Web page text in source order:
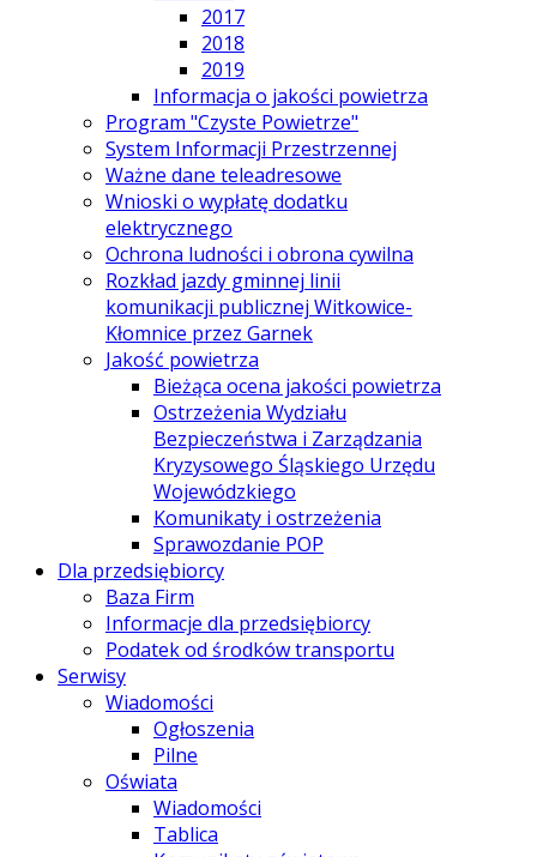
2017
2018
2019
Informacja o jakości powietrza
Program "Czyste Powietrze"
System Informacji Przestrzennej
Ważne dane teleadresowe
Wnioski o wypłatę dodatku
elektrycznego
Ochrona ludności i obrona cywilna
Rozkład jazdy gminnej linii
komunikacji publicznej Witkowice-
Kłomnice przez Garnek
Jakość powietrza
Bieżąca ocena jakości powietrza
Ostrzeżenia Wydziału
Bezpieczeństwa i Zarządzania
Kryzysowego Śląskiego Urzędu
Wojewódzkiego
Komunikaty i ostrzeżenia
Sprawozdanie POP
Dla przedsiębiorcy
Baza Firm
Informacje dla przedsiębiorcy
Podatek od środków transportu
Serwisy
Wiadomości
Ogłoszenia
Pilne
Oświata
Wiadomości
Tablica